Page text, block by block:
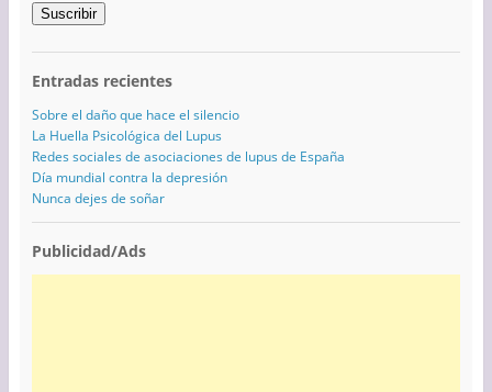
Suscribir
Entradas recientes
Sobre el daño que hace el silencio
La Huella Psicológica del Lupus
Redes sociales de asociaciones de lupus de España
Día mundial contra la depresión
Nunca dejes de soñar
Publicidad/Ads